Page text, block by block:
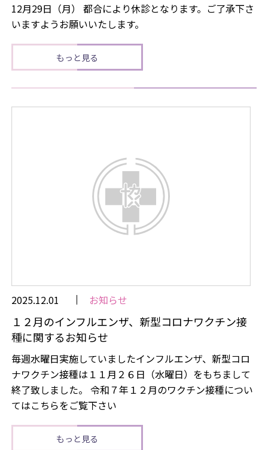
12月29日（月） 都合により休診となります。ご了承下さ
いますようお願いいたします。
もっと見る
2025.12.01 お知らせ
１２月のインフルエンザ、新型コロナワクチン接
種に関するお知らせ
毎週水曜日実施していましたインフルエンザ、新型コロ
ナワクチン接種は１１月２６日（水曜日）をもちまして
終了致しました。 令和７年１２月のワクチン接種につい
てはこちらをご覧下さい
もっと見る